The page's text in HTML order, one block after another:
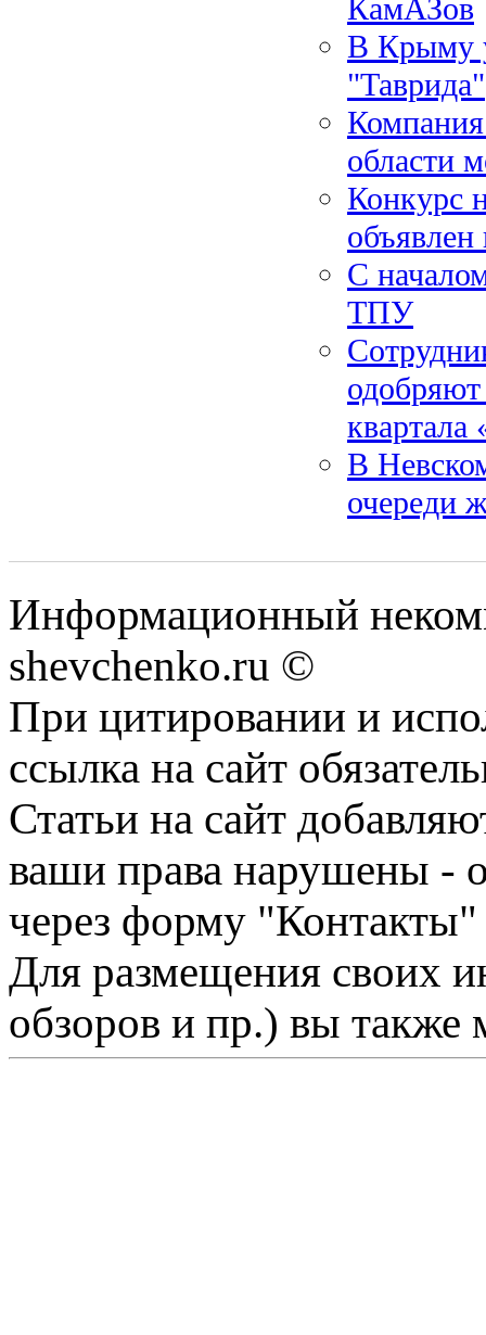
КамАЗов
В Крыму
"Таврида"
области
Конкурс
объявлен
С
ТПУ
одобряют
квартала
В
очереди
Информационный
shevchenko.ru ©
При цитировании и
ссылка на сайт
Статьи на сайт
ваши права нарушены -
через форму "Контакты"
Для размещения своих
обзоров и пр.) вы также